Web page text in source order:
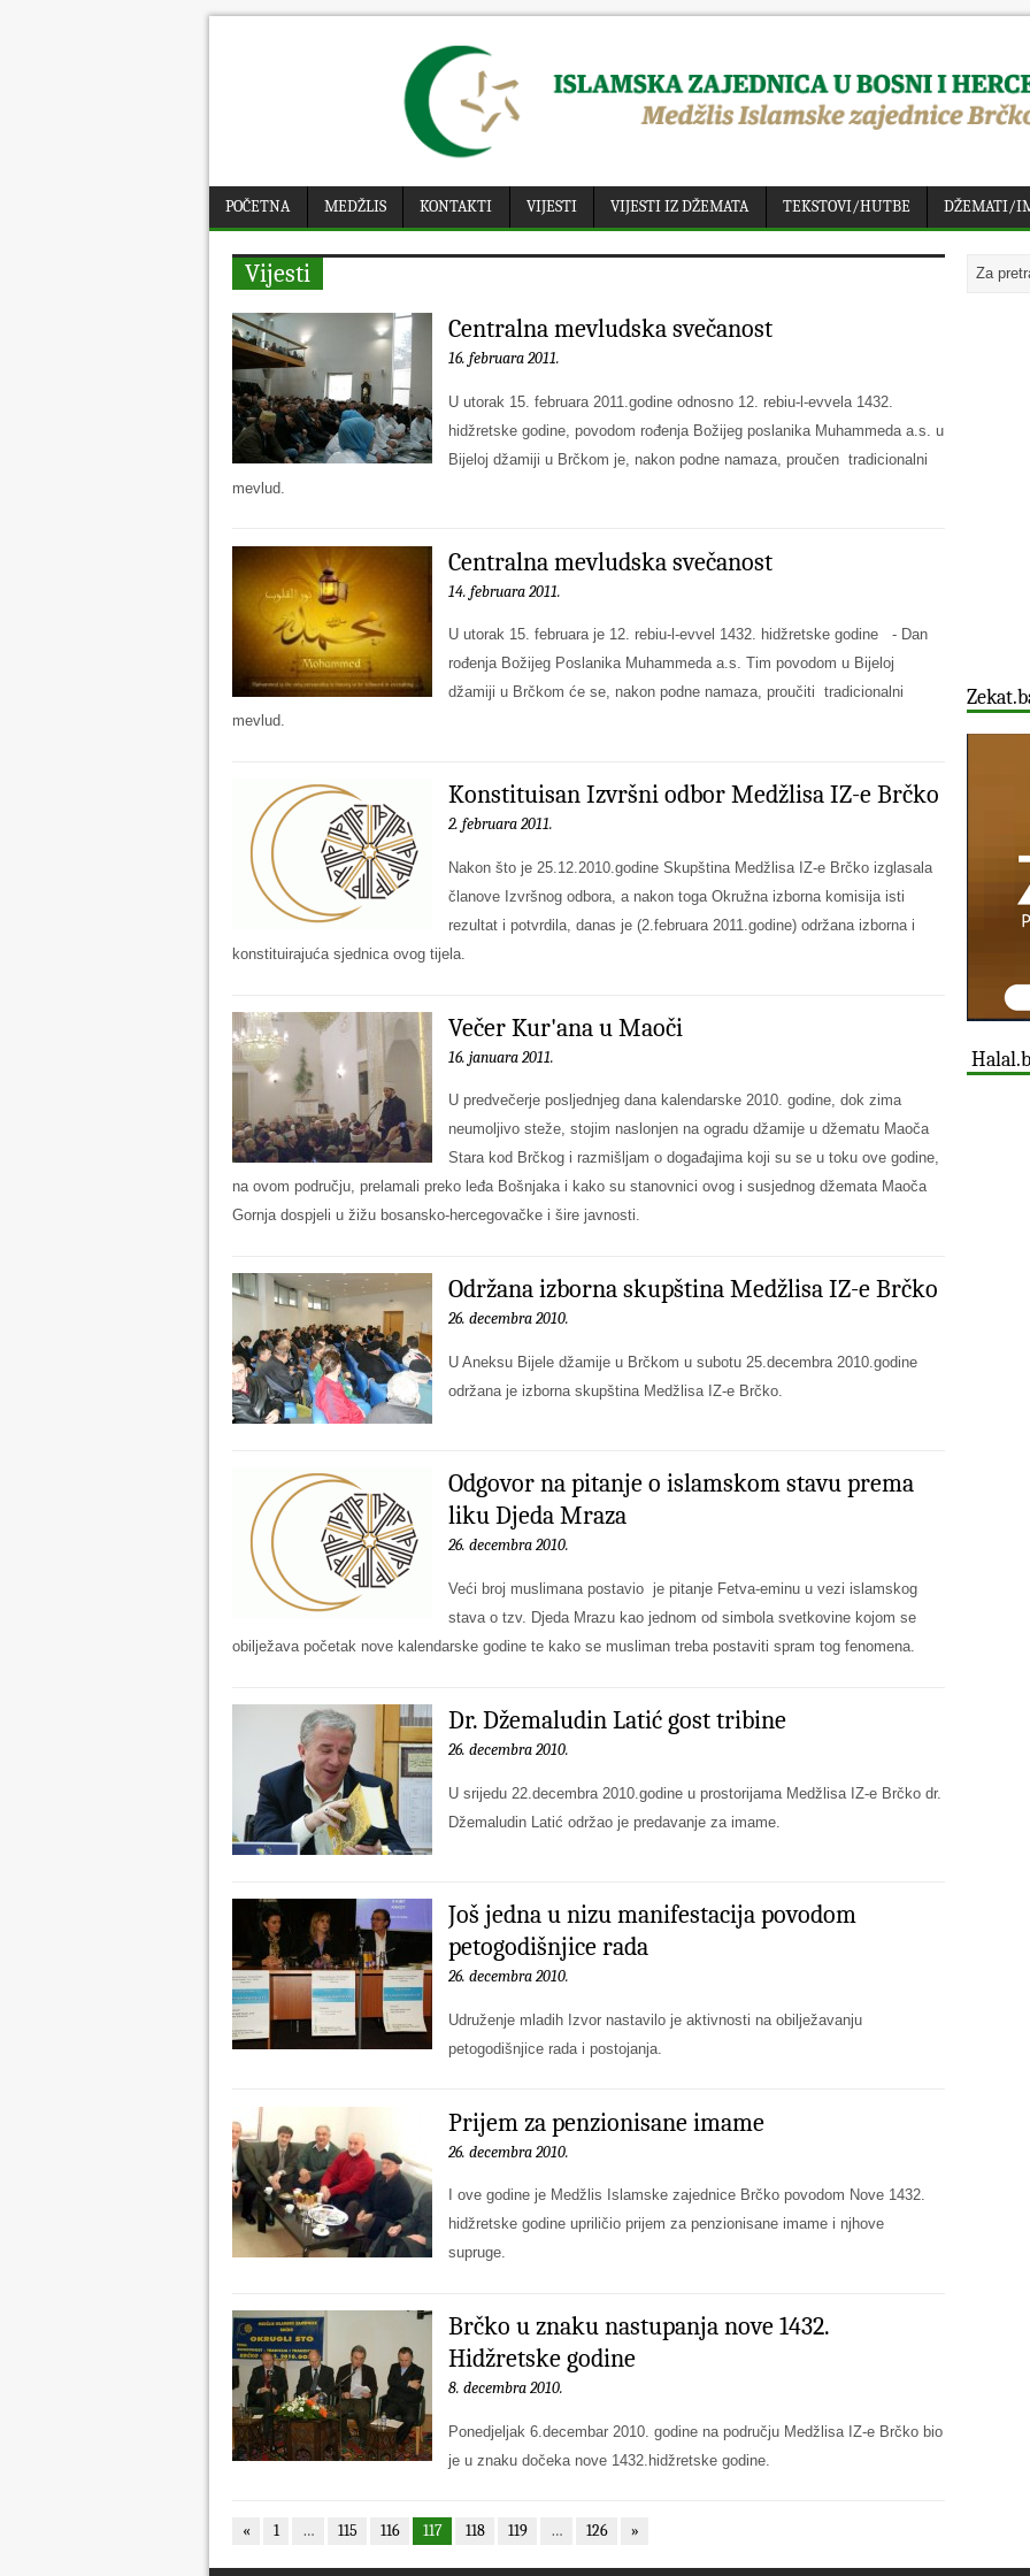
POČETNA MEDŽLIS KONTAKTI VIJESTI VIJESTI IZ DŽEMATA TEKSTOVI/HUTBE DŽEMATI/
Vijesti
Centralna mevludska svečanost
16. februara 2011.
U utorak 15. februara 2011.godine odnosno 12. rebiu-l-evvela 1432.
hidžretske godine, povodom rođenja Božijeg poslanika Muhammeda a.s. u
Bijeloj džamiji u Brčkom je, nakon podne namaza, proučen tradicionalni
mevlud.
Centralna mevludska svečanost
14. februara 2011.
U utorak 15. februara je 12. rebiu-l-evvel 1432. hidžretske godine - Dan
rođenja Božijeg Poslanika Muhammeda a.s. Tim povodom u Bijeloj
džamiji u Brčkom će se, nakon podne namaza, proučiti tradicionalni
mevlud.
Konstituisan Izvršni odbor Medžlisa IZ-e Brčko
2. februara 2011.
Nakon što je 25.12.2010.godine Skupština Medžlisa IZ-e Brčko izglasala
članove Izvršnog odbora, a nakon toga Okružna izborna komisija isti
rezultat i potvrdila, danas je (2.februara 2011.godine) održana izborna i
konstituirajuća sjednica ovog tijela.
Večer Kur'ana u Maoči
16. januara 2011.
U predvečerje posljednjeg dana kalendarske 2010. godine, dok zima
neumoljivo steže, stojim naslonjen na ogradu džamije u džematu Maoča
Stara kod Brčkog i razmišljam o događajima koji su se u toku ove godine,
na ovom području, prelamali preko leđa Bošnjaka i kako su stanovnici ovog i susjednog džemata Maoča
Gornja dospjeli u žižu bosansko-hercegovačke i šire javnosti.
Održana izborna skupština Medžlisa IZ-e Brčko
26. decembra 2010.
U Aneksu Bijele džamije u Brčkom u subotu 25.decembra 2010.godine
održana je izborna skupština Medžlisa IZ-e Brčko.
Odgovor na pitanje o islamskom stavu prema
liku Djeda Mraza
26. decembra 2010.
Veći broj muslimana postavio je pitanje Fetva-eminu u vezi islamskog
stava o tzv. Djeda Mrazu kao jednom od simbola svetkovine kojom se
obilježava početak nove kalendarske godine te kako se musliman treba postaviti spram tog fenomena.
Dr. Džemaludin Latić gost tribine
26. decembra 2010.
U srijedu 22.decembra 2010.godine u prostorijama Medžlisa IZ-e Brčko dr.
Džemaludin Latić održao je predavanje za imame.
Još jedna u nizu manifestacija povodom
petogodišnjice rada
26. decembra 2010.
Udruženje mladih Izvor nastavilo je aktivnosti na obilježavanju
petogodišnjice rada i postojanja.
Prijem za penzionisane imame
26. decembra 2010.
I ove godine je Medžlis Islamske zajednice Brčko povodom Nove 1432.
hidžretske godine upriličio prijem za penzionisane imame i njhove
supruge.
Brčko u znaku nastupanja nove 1432.
Hidžretske godine
8. decembra 2010.
Ponedjeljak 6.decembar 2010. godine na području Medžlisa IZ-e Brčko bio
je u znaku dočeka nove 1432.hidžretske godine.
« 1 … 115 116 117 118 119 … 126 »